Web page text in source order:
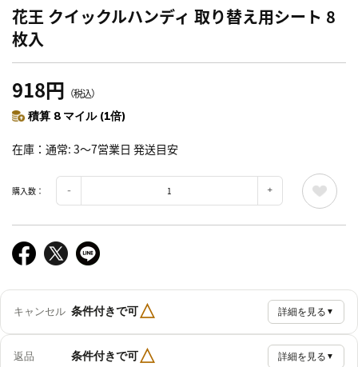
花王 クイックルハンディ 取り替え用シート 8
枚入
918円 （税込）
積算 8 マイル (1倍)
在庫 通常: 3～7営業日 発送目安
購入数：
キャンセル 条件付きで可△ 詳細を見る ▼
返品 条件付きで可△ 詳細を見る ▼